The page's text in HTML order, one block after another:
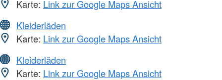
Karte: Link zur Google Maps Ansicht
Kleiderläden
Karte: Link zur Google Maps Ansicht
Kleiderläden
Karte: Link zur Google Maps Ansicht